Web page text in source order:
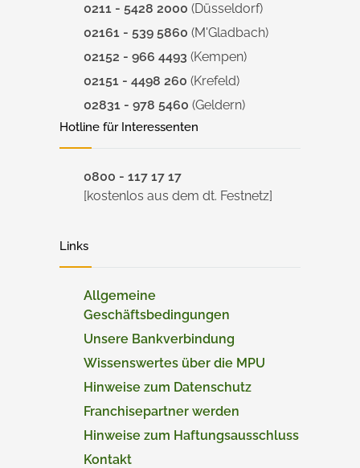
0211 - 5428 2000 (Düsseldorf)
02161 - 539 5860 (M'Gladbach)
02152 - 966 4493 (Kempen)
02151 - 4498 260 (Krefeld)
02831 - 978 5460 (Geldern)
Hotline für Interessenten
0800 - 117 17 17
[kostenlos aus dem dt. Festnetz]
Links
Allgemeine
Geschäftsbedingungen
Unsere Bankverbindung
Wissenswertes über die MPU
Hinweise zum Datenschutz
Franchisepartner werden
Hinweise zum Haftungsausschluss
Kontakt